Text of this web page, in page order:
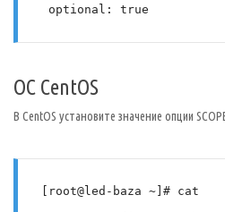
optional: true
ОС CentOS
В CentOS установите значение опции
[root@led-baza ~]# cat